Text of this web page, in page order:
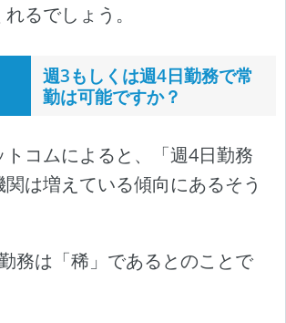
るでしょう。
週3もしくは週4日勤務で常
勤は可能ですか？
コムによると、「週4日勤務
は増えている傾向にあるそう
務は「稀」であるとのことで